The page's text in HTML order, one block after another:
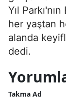
Yıl
her yaştan
alanda
dedi.
Takma Ad